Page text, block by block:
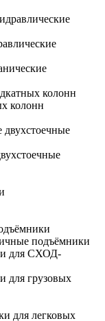
колонн
колонн
двухстоечные
подъёмники
для СХОД-
для грузовых
для легковых